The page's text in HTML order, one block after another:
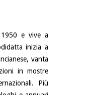
e vive a
inizia a
vanta
in mostre
Più